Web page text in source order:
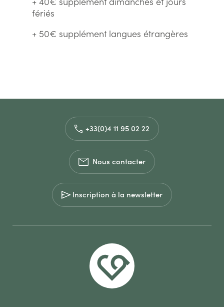
fériés
+ 50€ supplément langues étrangères
+33(0)4 11 95 02 22
Nous contacter
Inscription à la newsletter